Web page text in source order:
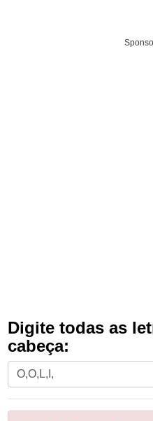
Digite todas as
cabeça:
Digite
todas
as